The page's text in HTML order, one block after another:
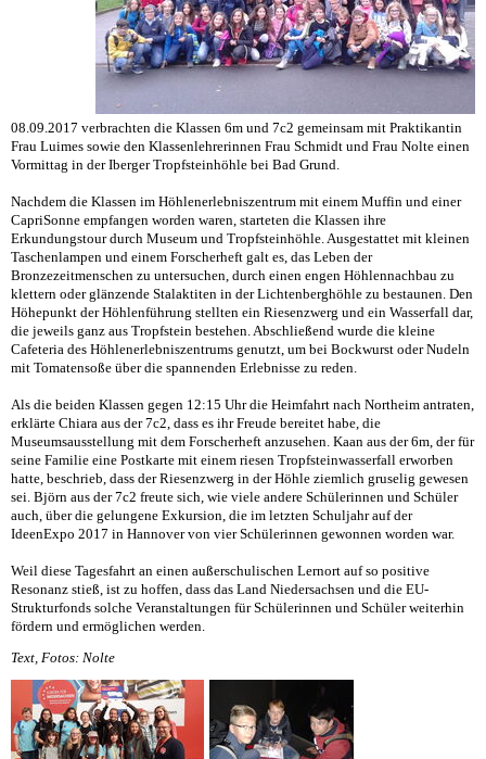
08.09.2017 verbrachten die Klassen 6m und 7c2 gemeinsam mit Praktikantin
Frau Luimes sowie den Klassenlehrerinnen Frau Schmidt und Frau Nolte einen
Vormittag in der Iberger Tropfsteinhöhle bei Bad Grund.
Nachdem die Klassen im Höhlenerlebniszentrum mit einem Muffin und einer
CapriSonne empfangen worden waren, starteten die Klassen ihre
Erkundungstour durch Museum und Tropfsteinhöhle. Ausgestattet mit kleinen
Taschenlampen und einem Forscherheft galt es, das Leben der
Bronzezeitmenschen zu untersuchen, durch einen engen Höhlennachbau zu
klettern oder glänzende Stalaktiten in der Lichtenberghöhle zu bestaunen. Den
Höhepunkt der Höhlenführung stellten ein Riesenzwerg und ein Wasserfall dar,
die jeweils ganz aus Tropfstein bestehen. Abschließend wurde die kleine
Cafeteria des Höhlenerlebniszentrums genutzt, um bei Bockwurst oder Nudeln
mit Tomatensoße über die spannenden Erlebnisse zu reden.
Als die beiden Klassen gegen 12:15 Uhr die Heimfahrt nach Northeim antraten,
erklärte Chiara aus der 7c2, dass es ihr Freude bereitet habe, die
Museumsausstellung mit dem Forscherheft anzusehen. Kaan aus der 6m, der für
seine Familie eine Postkarte mit einem riesen Tropfsteinwasserfall erworben
hatte, beschrieb, dass der Riesenzwerg in der Höhle ziemlich gruselig gewesen
sei. Björn aus der 7c2 freute sich, wie viele andere Schülerinnen und Schüler
auch, über die gelungene Exkursion, die im letzten Schuljahr auf der
IdeenExpo 2017 in Hannover von vier Schülerinnen gewonnen worden war.
Weil diese Tagesfahrt an einen außerschulischen Lernort auf so positive
Resonanz stieß, ist zu hoffen, dass das Land Niedersachsen und die EU-
Strukturfonds solche Veranstaltungen für Schülerinnen und Schüler weiterhin
fördern und ermöglichen werden.
Text, Fotos: Nolte